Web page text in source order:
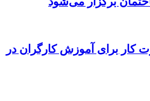
کار برای آموزش کارگران در